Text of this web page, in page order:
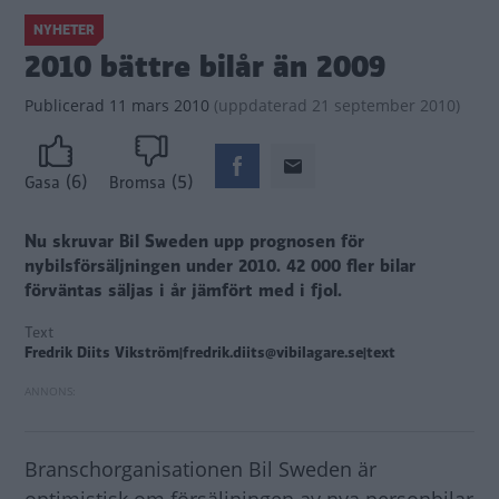
NYHETER
2010 bättre bilår än 2009
Publicerad 11 mars 2010 (uppdaterad 21 september 2010)
Gasa (6) Bromsa (5)
Nu skruvar Bil Sweden upp prognosen för
nybilsförsäljningen under 2010. 42 000 fler bilar
förväntas säljas i år jämfört med i fjol.
Text
Fredrik Diits Vikström|fredrik.diits@vibilagare.se|text
Branschorganisationen Bil Sweden är